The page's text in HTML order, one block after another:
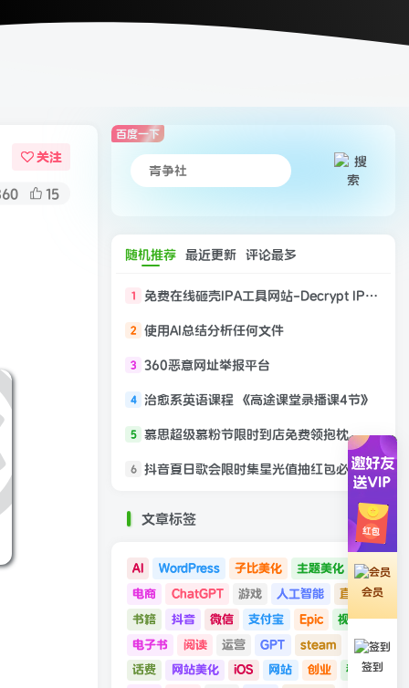
关注
15
百度一下
随机推荐 最近更新 评论最多
1 免费在线砸壳IPA工具网站-Decrypt IPA Store
2 使用AI总结分析任何文件
3 360恶意网址举报平台
4 治愈系英语课程 《高途课堂录播课4节》
5 慕思超级慕粉节限时到店免费领抱枕
6 抖音夏日歌会限时集星光值抽红包必中
文章标签
AI WordPress 子比美化
主题美化
电商
ChatGPT 游戏 人工智能
直播
书籍
抖音 微信 支付宝 Epic
视频号
电子书
阅读 运营 GPT
steam
话费
网站美化 iOS 网站 创业
移动
会员
签到